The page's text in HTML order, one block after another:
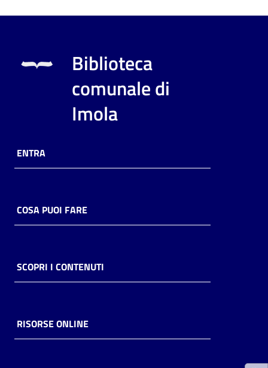
puoi
Risorse
online
Casa
Piani
storico
Biblioteca
comunale di
Imola
ENTRA
COSA PUOI FARE
SCOPRI I CONTENUTI
RISORSE ONLINE